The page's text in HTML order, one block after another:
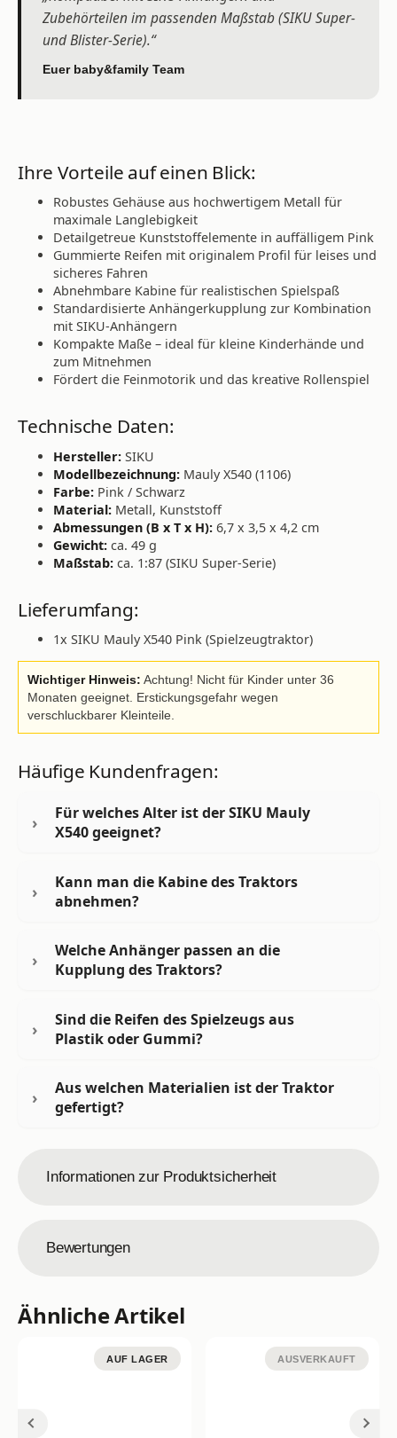
Zubehörteilen im passenden Maßstab (SIKU Super-
und Blister-Serie).“
Euer baby&family Team
Ihre Vorteile auf einen Blick:
Robustes Gehäuse aus hochwertigem Metall für
maximale Langlebigkeit
Detailgetreue Kunststoffelemente in auffälligem Pink
Gummierte Reifen mit originalem Profil für leises und
sicheres Fahren
Abnehmbare Kabine für realistischen Spielspaß
Standardisierte Anhängerkupplung zur Kombination
mit SIKU-Anhängern
Kompakte Maße – ideal für kleine Kinderhände und
zum Mitnehmen
Fördert die Feinmotorik und das kreative Rollenspiel
Technische Daten:
Hersteller: SIKU
Modellbezeichnung: Mauly X540 (1106)
Farbe: Pink / Schwarz
Material: Metall, Kunststoff
Abmessungen (B x T x H): 6,7 x 3,5 x 4,2 cm
Gewicht: ca. 49 g
Maßstab: ca. 1:87 (SIKU Super-Serie)
Lieferumfang:
1x SIKU Mauly X540 Pink (Spielzeugtraktor)
Wichtiger Hinweis: Achtung! Nicht für Kinder unter 36
Monaten geeignet. Erstickungsgefahr wegen
verschluckbarer Kleinteile.
Häufige Kundenfragen:
Für welches Alter ist der SIKU Mauly
X540 geeignet?
Kann man die Kabine des Traktors
abnehmen?
Welche Anhänger passen an die
Kupplung des Traktors?
Sind die Reifen des Spielzeugs aus
Plastik oder Gummi?
Aus welchen Materialien ist der Traktor
gefertigt?
Informationen zur Produktsicherheit
Bewertungen
Ähnliche Artikel
AUF LAGER AUSVERKAUFT